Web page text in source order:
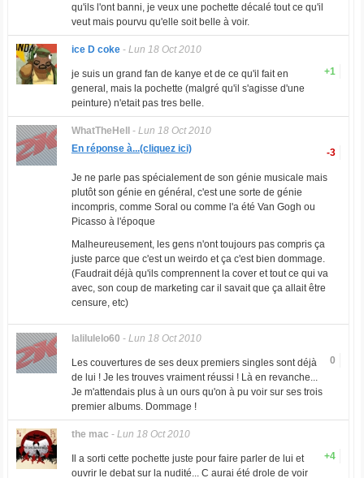
qu'ils l'ont banni, je veux une pochette décalé tout ce qu'il
veut mais pourvu qu'elle soit belle à voir.
ice D coke- Lun 18 Oct 2010
+1
je suis un grand fan de kanye et de ce qu'il fait en
general, mais la pochette (malgré qu'il s'agisse d'une
peinture) n'etait pas tres belle.
WhatTheHell - Lun 18 Oct 2010
-3
En réponse à...(cliquez ici)
Je ne parle pas spécialement de son génie musicale mais
plutôt son génie en général, c'est une sorte de génie
incompris, comme Soral ou comme l'a été Van Gogh ou
Picasso à l'époque
Malheureusement, les gens n'ont toujours pas compris ça
juste parce que c'est un weirdo et ça c'est bien dommage.
(Faudrait déjà qu'ils comprennent la cover et tout ce qui va
avec, son coup de marketing car il savait que ça allait être
censure, etc)
lalilulelo60 - Lun 18 Oct 2010
0
Les couvertures de ses deux premiers singles sont déjà
de lui ! Je les trouves vraiment réussi ! Là en revanche...
Je m'attendais plus à un ours qu'on à pu voir sur ses trois
premier albums. Dommage !
the mac - Lun 18 Oct 2010
+4
Il a sorti cette pochette juste pour faire parler de lui et
ouvrir le debat sur la nudité... C aurai été drole de voir